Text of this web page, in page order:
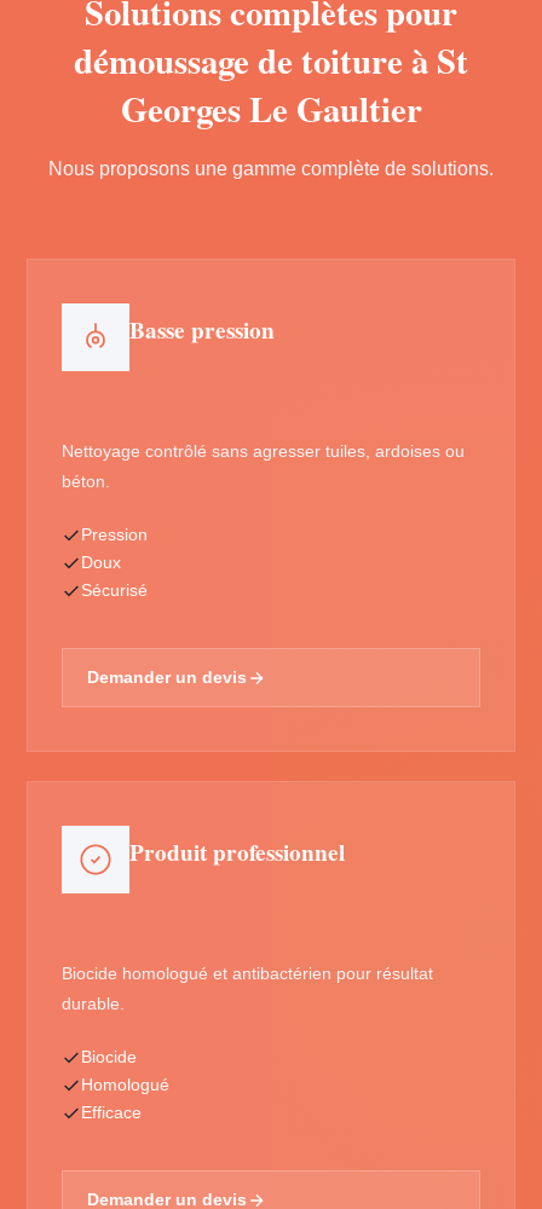
Solutions complètes pour
démoussage de toiture à St
Georges Le Gaultier
Nous proposons une gamme complète de solutions.
Basse pression
Nettoyage contrôlé sans agresser tuiles, ardoises ou
béton.
Pression
Doux
Sécurisé
Demander un devis
Produit professionnel
Biocide homologué et antibactérien pour résultat
durable.
Biocide
Homologué
Efficace
Demander un devis